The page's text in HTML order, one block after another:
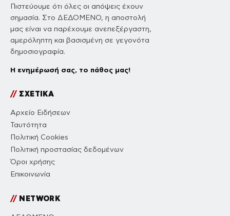
Πιστεύουμε ότι όλες οι απόψεις έχουν
σημασία. Στο ΔΕΔΟΜΕΝΟ, η αποστολή
μας είναι να παρέχουμε ανεπεξέργαστη,
αμερόληπτη και βασισμένη σε γεγονότα
δημοσιογραφία.
Η ενημέρωσή σας, το πάθος μας!
//ΣΧΕΤΙΚΑ
Αρχείο Ειδήσεων
Ταυτότητα
Πολιτική Cookies
Πολιτική προστασίας δεδομένων
Όροι χρήσης
Επικοινωνία
//NETWORK